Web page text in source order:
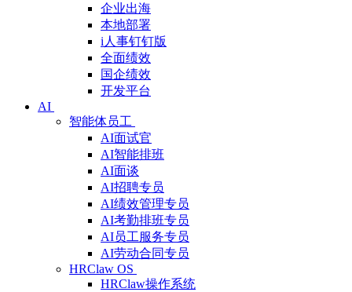
企业出海
本地部署
i人事钉钉版
全面绩效
国企绩效
开发平台
AI
智能体员工
AI面试官
AI智能排班
AI面谈
AI招聘专员
AI绩效管理专员
AI考勤排班专员
AI员工服务专员
AI劳动合同专员
HRClaw OS
HRClaw操作系统